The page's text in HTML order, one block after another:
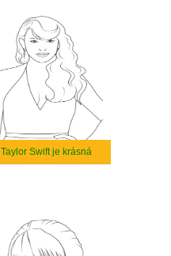
Taylor Swift je krásná